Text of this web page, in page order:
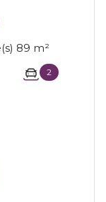
Maison 5 pièce(s) 3 chambre(s) 89 m²
2